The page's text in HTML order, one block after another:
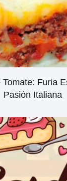
Tomate: Furia
Pasión Italiana